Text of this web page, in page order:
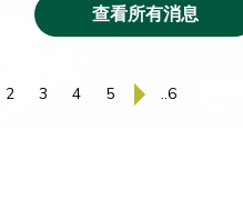
查看所有消息
2 3 4 5 ..6